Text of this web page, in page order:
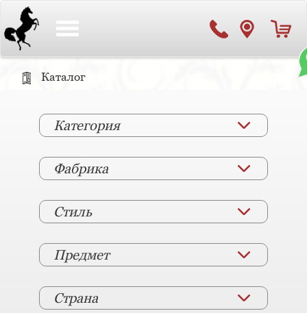
Каталог
Категория
Фабрика
Стиль
Предмет
Страна